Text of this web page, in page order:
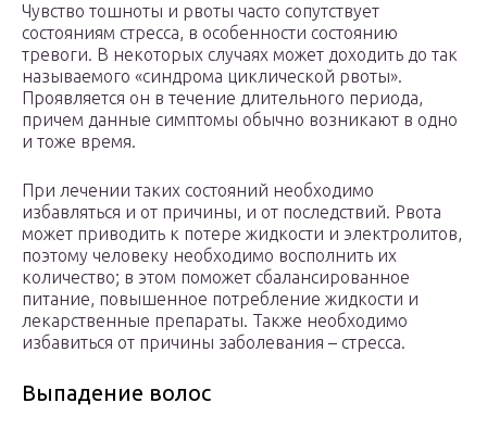
Чувство тошноты и рвоты часто сопутствует
состояниям стресса, в особенности состоянию
тревоги. В некоторых случаях может доходить до так
называемого «синдрома циклической рвоты».
Проявляется он в течение длительного периода,
причем данные симптомы обычно возникают в одно
и тоже время.
При лечении таких состояний необходимо
избавляться и от причины, и от последствий. Рвота
может приводить к потере жидкости и электролитов,
поэтому человеку необходимо восполнить их
количество; в этом поможет сбалансированное
питание, повышенное потребление жидкости и
лекарственные препараты. Также необходимо
избавиться от причины заболевания – стресса.
Выпадение волос